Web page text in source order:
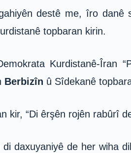
destê me, îro danê
topbaran kirin.
Kurdistanê-Îran
Berbizîn û Sîdekanê
kir, “Di êrşên rojên rabûrî
di daxuyaniyê de her wiha